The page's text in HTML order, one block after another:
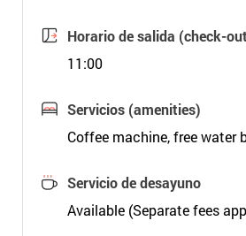
Horario de salida (check-
11:00
Servicios (amenities)
Coffee machine, free water
Servicio de desayuno
Available (Separate fees